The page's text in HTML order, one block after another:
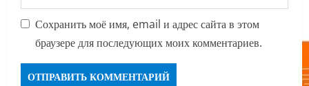
Сохранить моё имя, email и адрес сайта в этом
браузере для последующих моих комментариев.